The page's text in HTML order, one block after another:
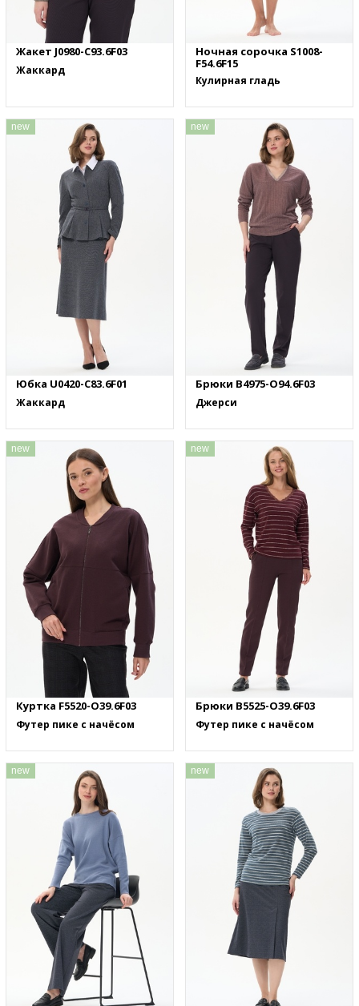
Жакет J0980-C93.6F03
Жаккард
Ночная сорочка S1008-
F54.6F15
Кулирная гладь
new
Юбка U0420-C83.6F01
Жаккард
new
Брюки B4975-O94.6F03
Джерси
new
Куртка F5520-O39.6F03
Футер пике с начёсом
new
Брюки B5525-O39.6F03
Футер пике с начёсом
new new